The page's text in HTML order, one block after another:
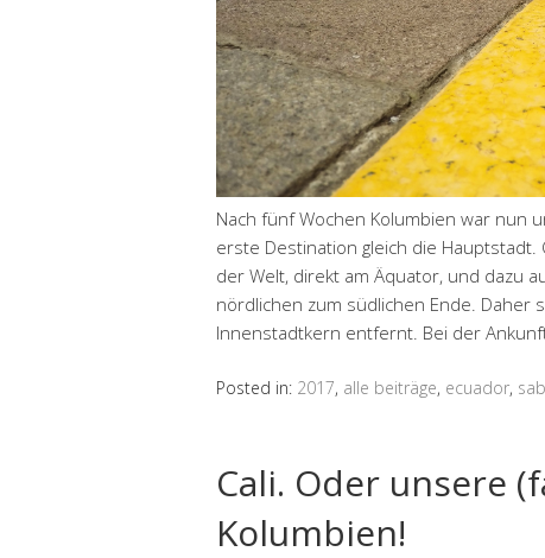
Nach fünf Wochen Kolumbien war nun
erste Destination gleich die
der Welt, direkt am Äquator, und dazu
nördlichen zum südlichen Ende. Daher
Innenstadtkern entfernt. Bei der
Posted in: 2017, alle beiträge, ecuador,
Cali. Oder unsere
Kolumbien!